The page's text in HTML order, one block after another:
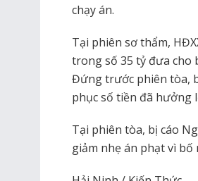
chạy án.
Tại phiên sơ thẩm,
trong số 35 tỷ đưa cho
Đứng trước phiên tòa,
phục số tiền đã hưởng
Tại phiên tòa, bị cáo
giảm nhẹ án phạt vì bố